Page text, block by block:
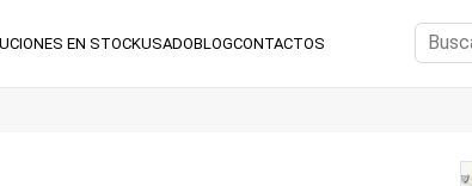
EN STOCKUSADOBLOGCONTACTOS